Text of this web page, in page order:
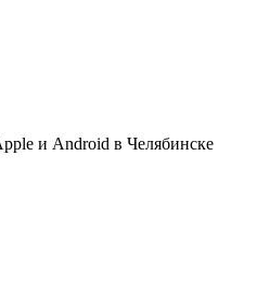
и Android в Челябинске